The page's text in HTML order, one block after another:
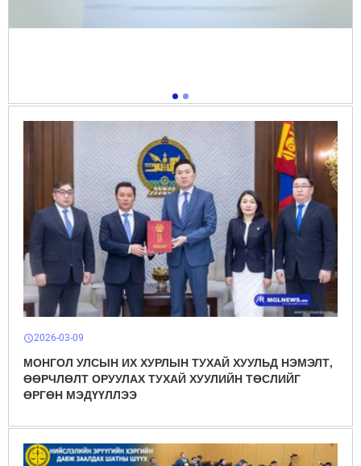
schedule2026-03-09
МОНГОЛ УЛСЫН ИХ ХУРЛЫН ТУХАЙ ХУУЛЬД НЭМЭЛТ,
ӨӨРЧЛӨЛТ ОРУУЛАХ ТУХАЙ ХУУЛИЙН ТӨСЛИЙГ
ӨРГӨН МЭДҮҮЛЛЭЭ